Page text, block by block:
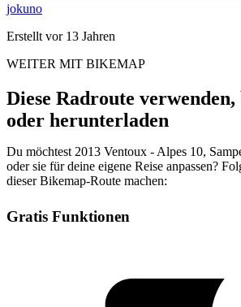
jokuno
Erstellt vor 13 Jahren
WEITER MIT BIKEMAP
Diese Radroute
oder herunterladen
Du möchtest 2013 Ventoux - Alpes 10,
oder sie für deine eigene Reise anpassen?
dieser Bikemap-Route machen:
Gratis Funktionen